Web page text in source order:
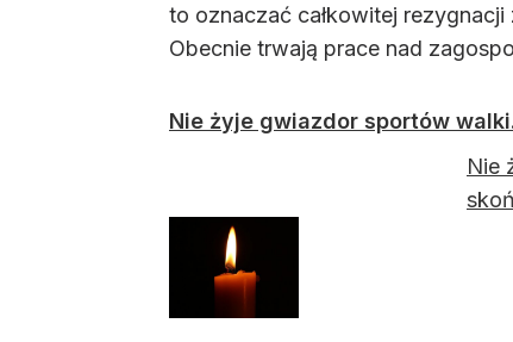
to oznaczać całkowitej
Obecnie trwają prace nad
Nie żyje gwiazdor sportów
Nie